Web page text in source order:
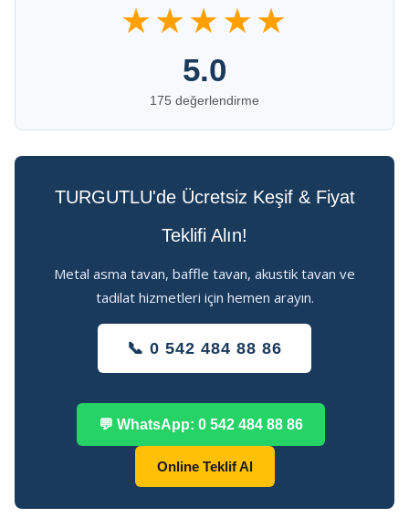
★★★★★
5.0
175 değerlendirme
TURGUTLU'de Ücretsiz Keşif & Fiyat
Teklifi Alın!
Metal asma tavan, baffle tavan, akustik tavan ve
tadilat hizmetleri için hemen arayın.
📞 0 542 484 88 86
💬 WhatsApp: 0 542 484 88 86
Online Teklif Al